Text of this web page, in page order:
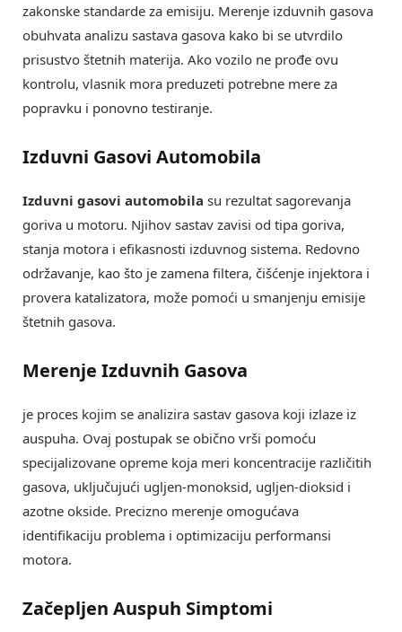
zakonske standarde za emisiju. Merenje izduvnih gasova
obuhvata analizu sastava gasova kako bi se utvrdilo
prisustvo štetnih materija. Ako vozilo ne prođe ovu
kontrolu, vlasnik mora preduzeti potrebne mere za
popravku i ponovno testiranje.
Izduvni Gasovi Automobila
Izduvni gasovi automobila su rezultat sagorevanja
goriva u motoru. Njihov sastav zavisi od tipa goriva,
stanja motora i efikasnosti izduvnog sistema. Redovno
održavanje, kao što je zamena filtera, čišćenje injektora i
provera katalizatora, može pomoći u smanjenju emisije
štetnih gasova.
Merenje Izduvnih Gasova
je proces kojim se analizira sastav gasova koji izlaze iz
auspuha. Ovaj postupak se obično vrši pomoću
specijalizovane opreme koja meri koncentracije različitih
gasova, uključujući ugljen-monoksid, ugljen-dioksid i
azotne okside. Precizno merenje omogućava
identifikaciju problema i optimizaciju performansi
motora.
Začepljen Auspuh Simptomi